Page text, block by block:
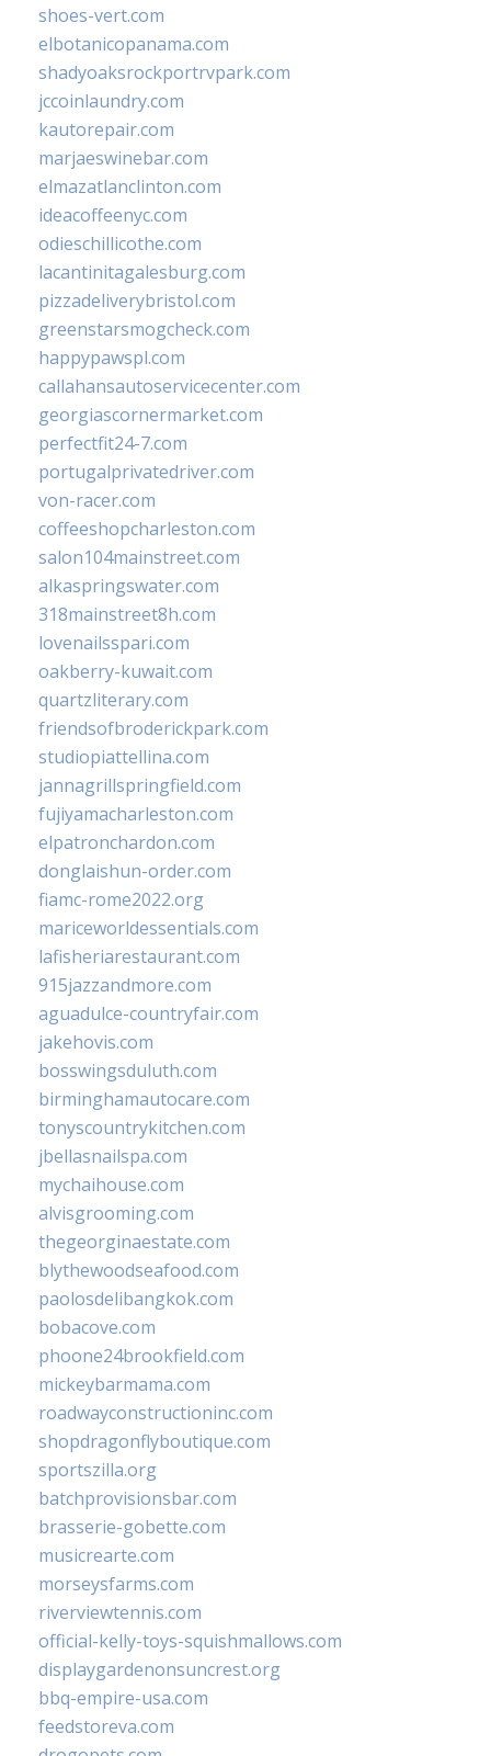
shoes-vert.com
elbotanicopanama.com
shadyoaksrockportrvpark.com
jccoinlaundry.com
kautorepair.com
marjaeswinebar.com
elmazatlanclinton.com
ideacoffeenyc.com
odieschillicothe.com
lacantinitagalesburg.com
pizzadeliverybristol.com
greenstarsmogcheck.com
happypawspl.com
callahansautoservicecenter.com
georgiascornermarket.com
perfectfit24-7.com
portugalprivatedriver.com
von-racer.com
coffeeshopcharleston.com
salon104mainstreet.com
alkaspringswater.com
318mainstreet8h.com
lovenailsspari.com
oakberry-kuwait.com
quartzliterary.com
friendsofbroderickpark.com
studiopiattellina.com
jannagrillspringfield.com
fujiyamacharleston.com
elpatronchardon.com
donglaishun-order.com
fiamc-rome2022.org
mariceworldessentials.com
lafisheriarestaurant.com
915jazzandmore.com
aguadulce-countryfair.com
jakehovis.com
bosswingsduluth.com
birminghamautocare.com
tonyscountrykitchen.com
jbellasnailspa.com
mychaihouse.com
alvisgrooming.com
thegeorginaestate.com
blythewoodseafood.com
paolosdelibangkok.com
bobacove.com
phoone24brookfield.com
mickeybarmama.com
roadwayconstructioninc.com
shopdragonflyboutique.com
sportszilla.org
batchprovisionsbar.com
brasserie-gobette.com
musicrearte.com
morseysfarms.com
riverviewtennis.com
official-kelly-toys-squishmallows.com
displaygardenonsuncrest.org
bbq-empire-usa.com
feedstoreva.com